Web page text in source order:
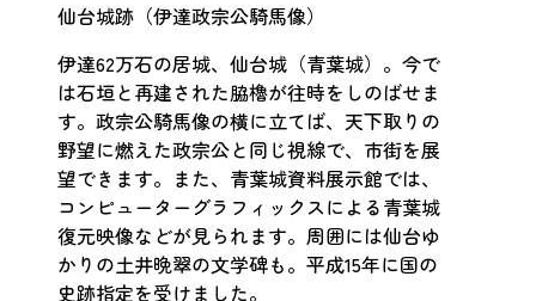
仙台城跡（伊達政宗公騎馬像）
伊達62万石の居城、仙台城（青葉城）。今で
は石垣と再建された脇櫓が往時をしのばせま
す。政宗公騎馬像の横に立てば、天下取りの
野望に燃えた政宗公と同じ視線で、市街を展
望できます。また、青葉城資料展示館では、
コンピューターグラフィックスによる青葉城
復元映像などが見られます。周囲には仙台ゆ
かりの土井晩翠の文学碑も。平成15年に国の
史跡指定を受けました。